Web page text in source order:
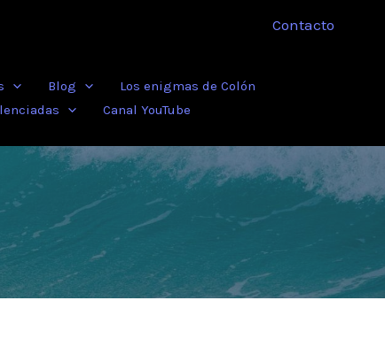
Contacto
Blog
Los enigmas de Colón
Canal YouTube